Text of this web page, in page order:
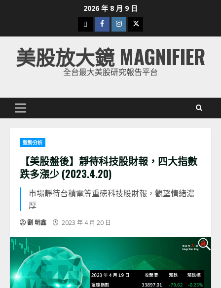
2026 年 8 月 9 日
下
載
美
股
Facebook
Instagram
Twitter
美股放大鏡 MAGNIFIER
全台最大美股研究報告平台
Primary
盤勢分析
【美股盤後】靜待科技股財報，四大指數
跌多漲少 (2023.4.20)
市場靜待台積電等重磅科技股財報，觀望情緒濃
厚
劉 明鑫 2023 年 4 月 20 日